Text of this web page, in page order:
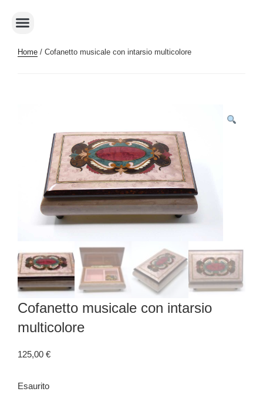
Home / Cofanetto musicale con intarsio multicolore
Cofanetto musicale con intarsio
multicolore
125,00 €
Esaurito